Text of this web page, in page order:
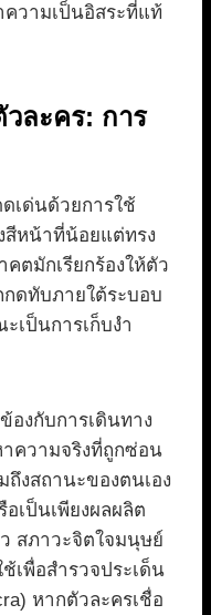
วามเป็นอิสระที่แท้
ละคร: การ
เด่นด้วยการใช้
สีหน้าที่น้อยแต่ทรง
ตมักเรียกร้องให้ตัว
ดทับภายใต้ระบอบ
เป็นการเก็บงำ
องกับการเดินทาง
ความจริงที่ถูกซ่อน
งสถานะของตนเอง
เป็นเพียงผลผลิต
สภาวะจิตใจมนุษย์
เพื่อสำรวจประเด็น
หากตัวละครเชื่อ